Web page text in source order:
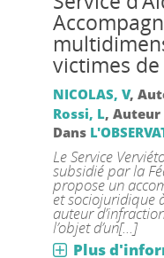
victimes
NICOLAS, V,
Rossi, L, Auteur
Dans
Le Service
subsidié par la
propose un
et sociojuridique
auteur
l’objet d’un[...]
Plus